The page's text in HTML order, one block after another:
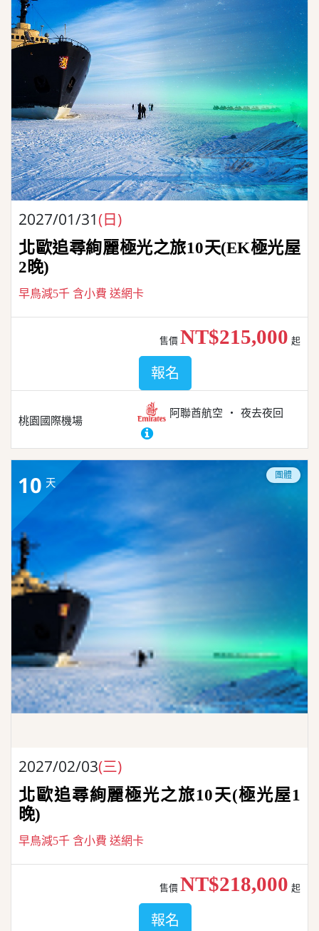
2027/01/31(日)
北歐追尋絢麗極光之旅10天(EK極光屋
2晚)
早鳥減5千 含小費 送網卡
桃園國際機場
阿聯酋航空 夜去夜回
售價 NT$215,000 起
報名
10 天
團體
2027/02/03(三)
北歐追尋絢麗極光之旅10天(極光屋1
晚)
早鳥減5千 含小費 送網卡
售價 NT$218,000 起
報名